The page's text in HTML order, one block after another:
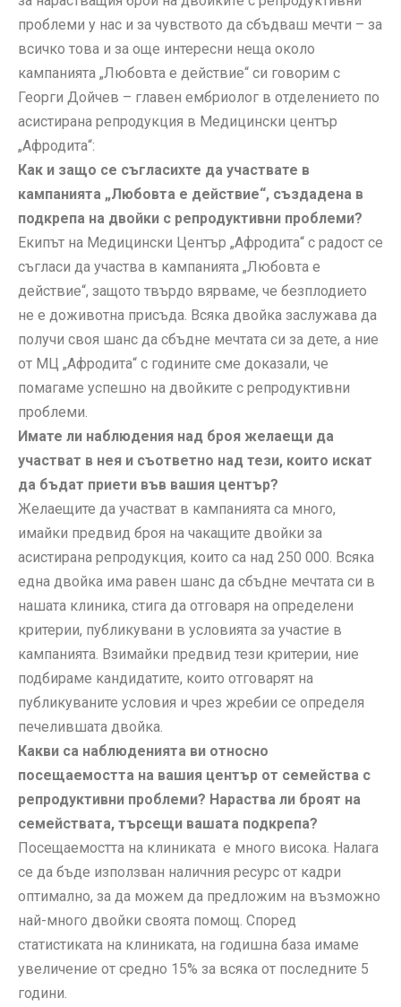
проблеми у нас и за чувството да сбъдваш мечти – за
всичко това и за още интересни неща около
кампанията „Любовта е действие“ си говорим с
Георги Дойчев – главен ембриолог в отделението по
асистирана репродукция в Медицински център
„Афродита“:
Как и защо се съгласихте да участвате в
кампанията „Любовта е действие“, създадена в
подкрепа на двойки с репродуктивни проблеми?
Екипът на Медицински Център „Афродита“ с радост се
съгласи да участва в кампанията „Любовта е
действие“, защото твърдо вярваме, че безплодието
не е доживотна присъда. Всяка двойка заслужава да
получи своя шанс да сбъдне мечтата си за дете, а ние
от МЦ „Афродита“ с годините сме доказали, че
помагаме успешно на двойките с репродуктивни
проблеми.
Имате ли наблюдения над броя желаещи да
участват в нея и съответно над тези, които искат
да бъдат приети във вашия център?
Желаещите да участват в кампанията са много,
имайки предвид броя на чакащите двойки за
асистирана репродукция, които са над 250 000. Всяка
една двойка има равен шанс да сбъдне мечтата си в
нашата клиника, стига да отговаря на определени
критерии, публикувани в условията за участие в
кампанията. Взимайки предвид тези критерии, ние
подбираме кандидатите, които отговарят на
публикуваните условия и чрез жребии се определя
печелившата двойка.
Какви са наблюденията ви относно
посещаемостта на вашия център от семейства с
репродуктивни проблеми? Нараства ли броят на
семействата, търсещи вашата подкрепа?
Посещаемостта на клиниката е много висока. Налага
се да бъде използван наличния ресурс от кадри
оптимално, за да можем да предложим на възможно
най-много двойки своята помощ. Според
статистиката на клиниката, на годишна база имаме
увеличение от средно 15% за всяка от последните 5
години.